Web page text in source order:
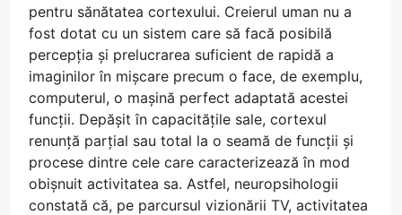
pentru sănătatea cortexului. Creierul uman nu a
fost dotat cu un sistem care să facă posibilă
percepția și prelucrarea suficient de rapidă a
imaginilor în mișcare precum o face, de exemplu,
computerul, o mașină perfect adaptată acestei
funcții. Depășit în capacitățile sale, cortexul
renunță parțial sau total la o seamă de funcții și
procese dintre cele care caracterizează în mod
obișnuit activitatea sa. Astfel, neuropsihologii
constată că, pe parcursul vizionării TV, activitatea